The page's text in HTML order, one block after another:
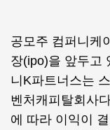
공모주 컴퍼니케
장(ipo)을 앞두고
니K파트너스는
벤처캐피탈회사
에 따라 이익이